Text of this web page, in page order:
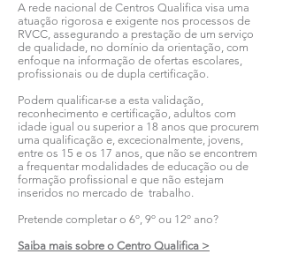
A rede nacional de Centros Qualifica visa uma
atuação rigorosa e exigente nos processos de
RVCC, assegurando a prestação de um serviço
de qualidade, no domínio da orientação, com
enfoque na informação de ofertas escolares,
profissionais ou de dupla certificação.
Podem qualificar-se a esta validação,
reconhecimento e certificação, adultos com
idade igual ou superior a 18 anos que procurem
uma qualificação e, excecionalmente, jovens,
entre os 15 e os 17 anos, que não se encontrem
a frequentar modalidades de educação ou de
formação profissional e que não estejam
inseridos no mercado de trabalho.
Pretende completar o 6º, 9º ou 12º ano?
Saiba mais sobre o Centro Qualifica >